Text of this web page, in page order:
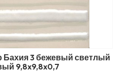
Бахия 3 бежевый светлый
9,8x9,8x0,7